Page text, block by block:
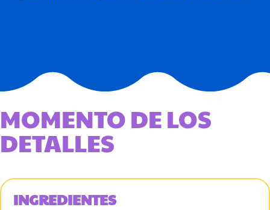
MOMENTO DE LOS
DETALLES
INGREDIENTES